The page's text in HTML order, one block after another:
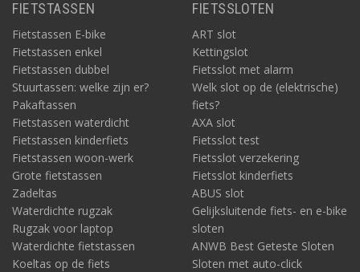
FIETSTASSEN
Fietstassen E-bike
Fietstassen enkel
Fietstassen dubbel
Stuurtassen: welke zijn er?
Pakaftassen
Fietstassen waterdicht
Fietstassen kinderfiets
Fietstassen woon-werk
Grote fietstassen
Zadeltas
Waterdichte rugzak
Rugzak voor laptop
Waterdichte fietstassen
Koeltas op de fiets
FIETSSLOTEN
ART slot
Kettingslot
Fietsslot met alarm
Welk slot op de (elektrische)
fiets?
AXA slot
Fietsslot test
Fietsslot verzekering
Fietsslot kinderfiets
ABUS slot
Gelijksluitende fiets- en e-bike
sloten
ANWB Best Geteste Sloten
Sloten met auto-click